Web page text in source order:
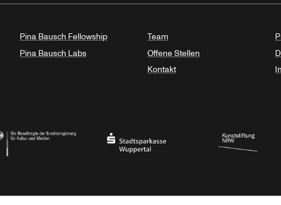
Pina Bausch Fellowship
Pina Bausch Labs
Team
Offene Stellen
Kontakt